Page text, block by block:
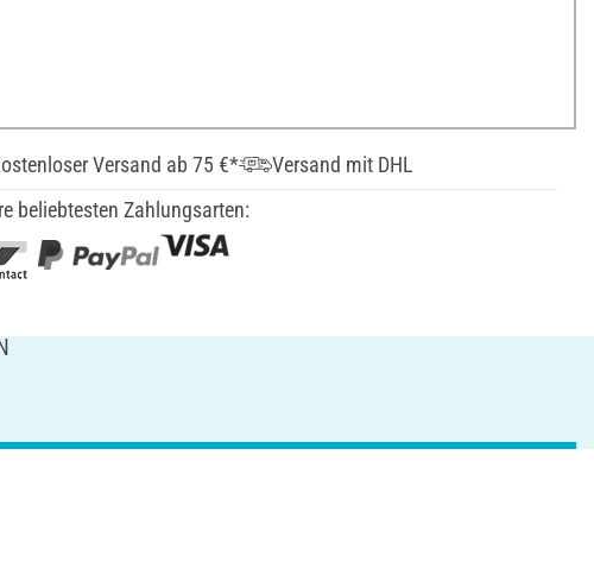
Versand ab 75 €*
Versand mit DHL
beliebtesten Zahlungsarten: